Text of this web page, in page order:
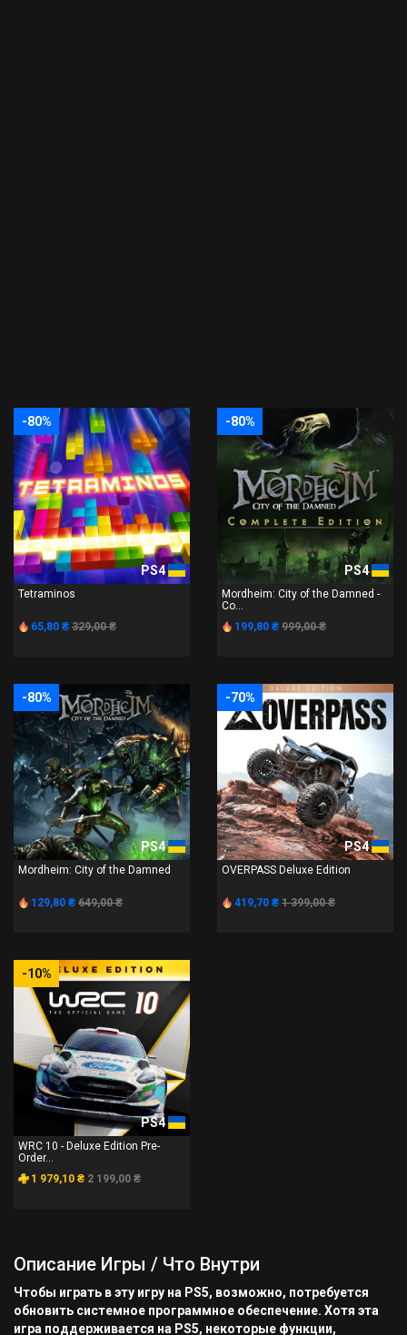
-80%
PS4
Tetraminos
65,80 ₴ 329,00 ₴
-80%
PS4
Mordheim: City of the Damned -
Co...
199,80 ₴ 999,00 ₴
-80%
PS4
Mordheim: City of the Damned
129,80 ₴ 649,00 ₴
-70%
PS4
OVERPASS Deluxe Edition
419,70 ₴ 1 399,00 ₴
-10%
PS4
WRC 10 - Deluxe Edition Pre-
Order...
1 979,10 ₴ 2 199,00 ₴
Описание Игры / Что Внутри
Чтобы играть в эту игру на PS5, возможно, потребуется
обновить системное программное обеспечение. Хотя эта
игра поддерживается на PS5, некоторые функции,